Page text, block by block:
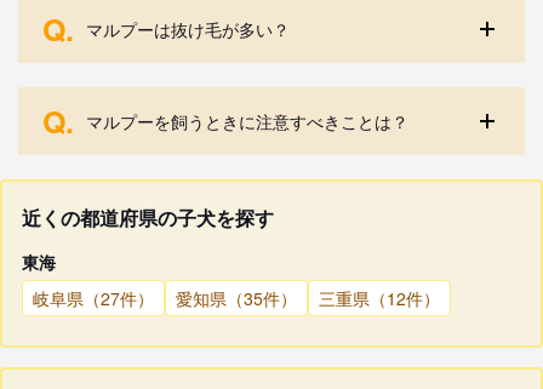
Q. マルプーは抜け毛が多い？
Q. マルプーを飼うときに注意すべきことは？
近くの都道府県の子犬を探す
東海
岐阜県（27件）
愛知県（35件） 三重県（12件）